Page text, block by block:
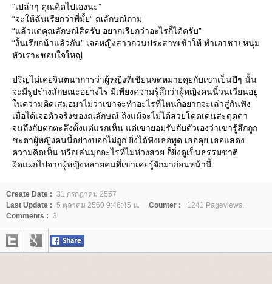
“เปล่าๆ คุณคิดไปเองนะ”
“จะให้ฉันเรียกว่าพี่มั้ย” ณลักษณ์ถาม
“แล้วแต่คุณลักษณ์สิครับ อยากเรียกว่าอะไรก็ได้ครับ”
“งั้นเรียกน้าแล้วกัน” เจอหญิงสาวกวนประสาทเข้าให้ ทำเอาชายหนุ่ม
หัวเราะชอบใจใหญ่
ปริญไม่เคยจินตนาการว่าผู้หญิงที่เขียนจดหมายคุยกับเขาเป็นปีๆ นั้น
จะมีรูปร่างลักษณะอย่างไร มีเพียงความรู้สึกว่าผู้หญิงคนนี้วนเวียนอยู่
นความคิดเสมอมาไม่ว่าเขาจะทำอะไรที่ไหนก็อยากจะเล่าสู่กันฟัง
เมื่อได้เจอตัวจริงของณลักษณ์ ถึงแม้จะไม่ได้สวยโดดเด่นสะดุดตา
จนถึงกับตกตะลึงตั้งแต่แรกเห็น แต่เขายอมรับกับตัวเองว่าเขารู้สึกถูก
ชะตาผู้หญิงคนนี้อย่างบอกไม่ถูก ยิ่งได้ฟังเธอพูด เธอคุย เธอแสดง
ความคิดเห็น หรือเล่นมุกอะไรที่ไม่ห่วงสวย ก็ยิ่งดูเป็นธรรมชาติ
ผิดแผกไปจากผู้หญิงหลายคนที่เขาเคยรู้จักมาก่อนหน้านี้
Create Date : 31 กรกฎาคม 2557
Last Update : 5 ตุลาคม 2560 9:46:45 น. Counter :
1241 Pageviews.
Comments : 3